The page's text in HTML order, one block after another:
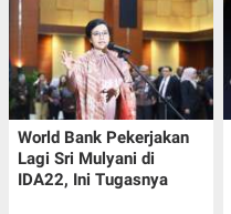
World Bank Pekerjakan
Lagi Sri Mulyani di
IDA22, Ini Tugasnya